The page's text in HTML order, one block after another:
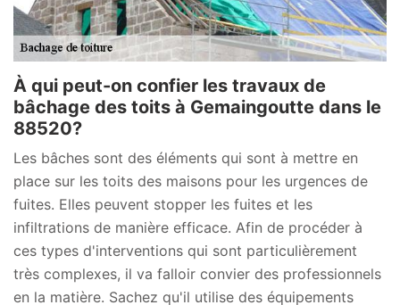
À qui peut-on confier les travaux de
bâchage des toits à Gemaingoutte dans le
88520?
Les bâches sont des éléments qui sont à mettre en
place sur les toits des maisons pour les urgences de
fuites. Elles peuvent stopper les fuites et les
infiltrations de manière efficace. Afin de procéder à
ces types d'interventions qui sont particulièrement
très complexes, il va falloir convier des professionnels
en la matière. Sachez qu'il utilise des équipements